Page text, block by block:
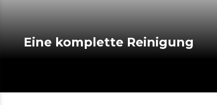
Eine komplette Reinigung